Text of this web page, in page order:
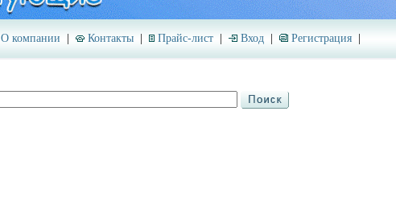
О компании Контакты Прайс-лист Вход Регистрация